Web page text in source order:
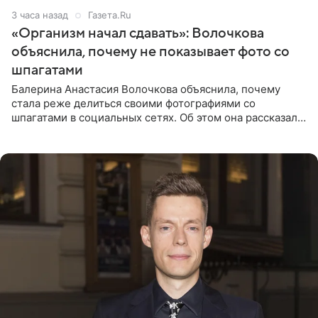
3 часа назад Газета.Ru
«Организм начал сдавать»: Волочкова
объяснила, почему не показывает фото со
шпагатами
Балерина Анастасия Волочкова объяснила, почему
стала реже делиться своими фотографиями со
шпагатами в социальных сетях. Об этом она рассказала